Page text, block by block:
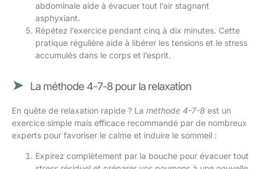
abdominale aide à évacuer tout l’air stagnant
asphyxiant.
Répétez l’exercice pendant cinq à dix minutes. Cette
pratique régulière aide à libérer les tensions et le stress
accumulés dans le corps et l’esprit.
La méthode 4-7-8 pour la relaxation
En quête de relaxation rapide ? La méthode 4-7-8 est un
exercice simple mais efficace recommandé par de nombreux
experts pour favoriser le calme et induire le sommeil :
Expirez complètement par la bouche pour évacuer tout